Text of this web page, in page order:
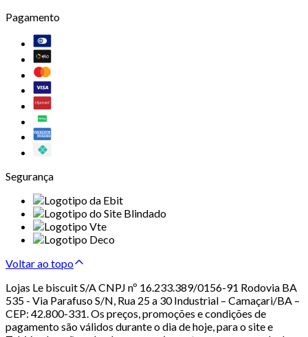
Pagamento
Segurança
Voltar ao topo
Lojas Le biscuit S/A CNPJ nº 16.233.389/0156-91 Rodovia BA
535 - Via Parafuso S/N, Rua 25 a 30 Industrial – Camaçari/BA –
CEP: 42.800-331. Os preços, promoções e condições de
pagamento são válidos durante o dia de hoje, para o site e